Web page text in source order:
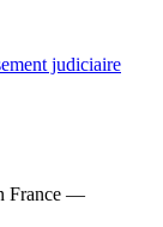
judiciaire
France —